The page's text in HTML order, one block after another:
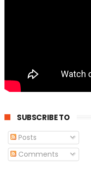
SUBSCRIBE TO
Posts
Comments